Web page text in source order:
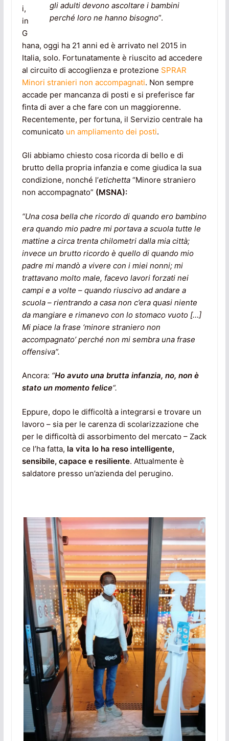
gli adulti devono ascoltare i bambini
perché loro ne hanno bisogno”.
i,
in
G
hana, oggi ha 21 anni ed è arrivato nel 2015 in
Italia, solo. Fortunatamente è riuscito ad accedere
al circuito di accoglienza e protezione SPRAR
Minori stranieri non accompagnati. Non sempre
accade per mancanza di posti e si preferisce far
finta di aver a che fare con un maggiorenne.
Recentemente, per fortuna, il Servizio centrale ha
comunicato un ampliamento dei posti.
Gli abbiamo chiesto cosa ricorda di bello e di
brutto della propria infanzia e come giudica la sua
condizione, nonché l’etichetta“Minore straniero
non accompagnato” (MSNA):
“Una cosa bella che ricordo di quando ero bambino
era quando mio padre mi portava a scuola tutte le
mattine a circa trenta chilometri dalla mia città;
invece un brutto ricordo è quello di quando mio
padre mi mandò a vivere con i miei nonni; mi
trattavano molto male, facevo lavori forzati nei
campi e a volte – quando riuscivo ad andare a
scuola – rientrando a casa non c’era quasi niente
da mangiare e rimanevo con lo stomaco vuoto […]
Mi piace la frase ‘minore straniero non
accompagnato’ perché non mi sembra una frase
offensiva”.
Ancora: “Ho avuto una brutta infanzia, no, non è
stato un momento felice“.
Eppure, dopo le difficoltà a integrarsi e trovare un
lavoro – sia per le carenza di scolarizzazione che
per le difficoltà di assorbimento del mercato – Zack
ce l’ha fatta, la vita lo ha reso intelligente,
sensibile, capace e resiliente. Attualmente è
saldatore presso un’azienda del perugino.